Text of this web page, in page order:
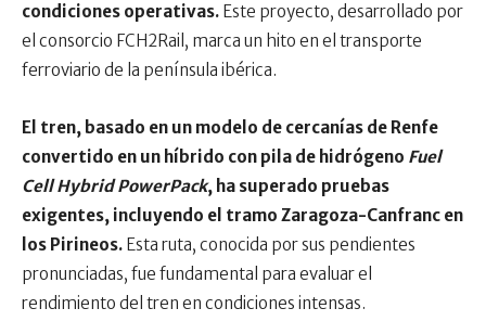
condiciones operativas. Este proyecto, desarrollado por
el consorcio FCH2Rail, marca un hito en el transporte
ferroviario de la península ibérica.
El tren, basado en un modelo de cercanías de Renfe
convertido en un híbrido con pila de hidrógeno Fuel
Cell Hybrid PowerPack, ha superado pruebas
exigentes, incluyendo el tramo Zaragoza-Canfranc en
los Pirineos. Esta ruta, conocida por sus pendientes
pronunciadas, fue fundamental para evaluar el
rendimiento del tren en condiciones intensas.